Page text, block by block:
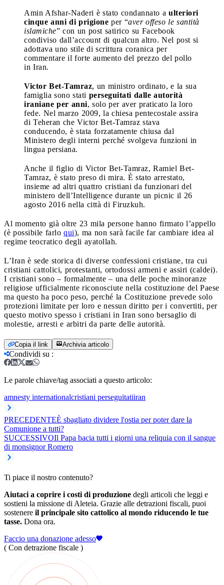
Amin Afshar-Naderi è stato condannato a ulteriori
cinque anni di prigione per “aver offeso le santità
islamiche” con un post satirico su Facebook
condiviso dall’account di qualcun altro. Nel post si
adottava uno stile di scrittura coranica per
commentare il forte aumento del prezzo del pollo
in Iran.
Victor Bet-Tamraz, un ministro ordinato, e la sua
famiglia sono stati perseguitati dalle autorità
iraniane per anni, solo per aver praticato la loro
fede. Nel marzo 2009, la chiesa pentecostale assira
di Teheran che Victor Bet-Tamraz stava
conducendo, è stata forzatamente chiusa dal
Ministero degli interni perché svolgeva funzioni in
lingua persiana.
Anche il figlio di Victor Bet-Tamraz, Ramiel Bet-
Tamraz, è stato preso di mira. È stato arrestato,
insieme ad altri quattro cristiani da funzionari del
ministero dell’Intelligence durante un picnic il 26
agosto 2016 nella città di Firuzkuh.
Al momento già oltre 23 mila persone hanno firmato l’appello
(è possibile farlo qui), ma non sarà facile far cambiare idea al
regime teocratico degli ayatollah.
L’Iran è sede storica di diverse confessioni cristiane, tra cui
cristiani cattolici, protestanti, ortodossi armeni e assiri (caldei).
I cristiani sono – formalmente – una delle poche minoranze
religiose ufficialmente riconosciute nella costituzione del Paese
ma questo ha poco peso, perché la Costituzione prevede solo
protezioni limitate per loro e nessun diritto per i convertiti, per
questo motivo spesso i cristiani in Iran sono bersaglio di
molestie, arresti e arbitri da parte delle autorità.
Copia il link Archivia articolo
Condividi su :
Le parole chiave/tag associati a questo articolo:
amnesty internationalcristiani perseguitatiiran
PRECEDENTEÈ sbagliato dividere l'ostia per poter dare la
Comunione a tutti?
SUCCESSIVOIl Papa bacia tutti i giorni una reliquia con il sangue
di monsignor Romero
Ti piace il nostro contenuto?
Aiutaci a coprire i costi di produzione degli articoli che leggi e
sostieni la missione di Aleteia. Grazie alle detrazioni fiscali, puoi
sostenere il principale sito cattolico al mondo riducendo le tue
tasse. Dona ora.
Faccio una donazione adesso
( Con detrazione fiscale )